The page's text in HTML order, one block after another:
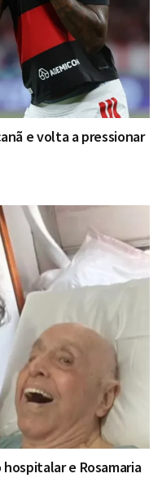
e volta a pressionar
e Rosamaria